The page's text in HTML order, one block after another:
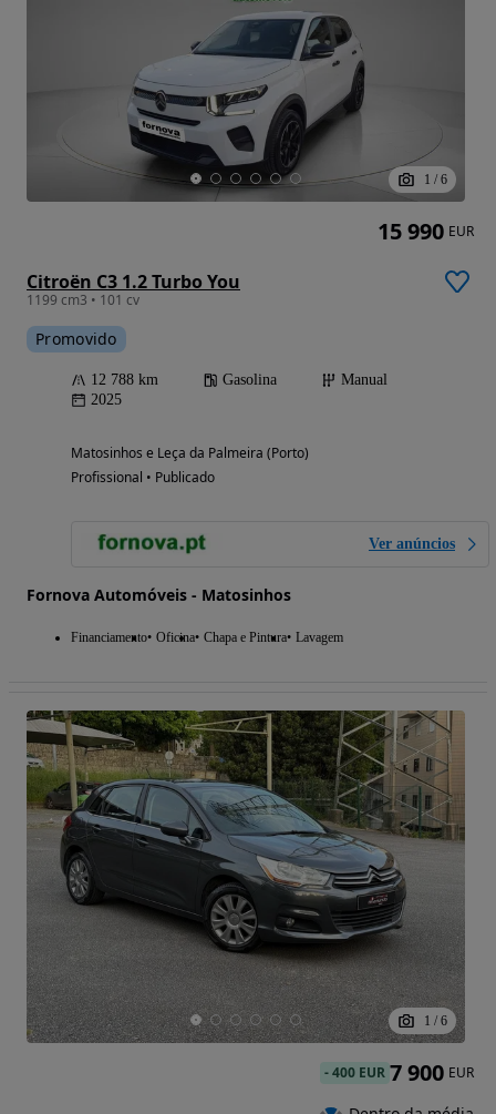
1 / 6
Citroën C3 1.2 Turbo You
1199 cm3 • 101 cv
Promovido
12 788 km Gasolina
Manual
2025
Matosinhos e Leça da Palmeira (Porto)
Profissional • Publicado
Ver anúncios
Fornova Automóveis - Matosinhos
Financiamento Oficina Chapa e Pintura Lavagem
15 990 EUR
1 / 6
-400 EUR 7 900 EUR